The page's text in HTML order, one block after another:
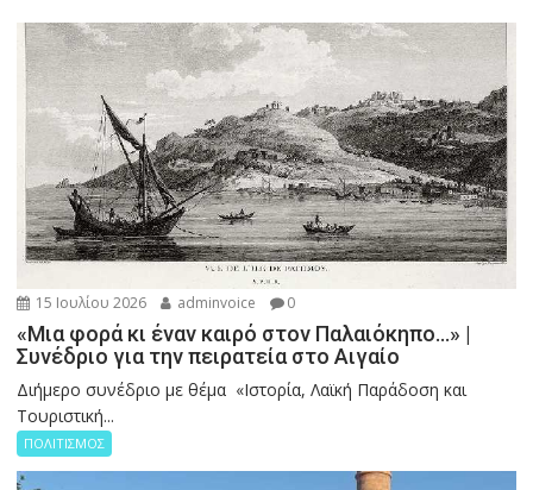
15 Ιουλίου 2026 adminvoice 0
«Μια φορά κι έναν καιρό στον Παλαιόκηπο…» |
Συνέδριο για την πειρατεία στο Αιγαίο
Διήμερο συνέδριο με θέμα «Ιστορία, Λαϊκή Παράδοση και
Τουριστική...
ΠΟΛΙΤΙΣΜΟΣ